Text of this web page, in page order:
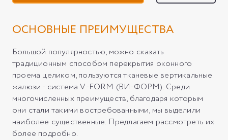
ОСНОВНЫЕ ПРЕИМУЩЕСТВА
Большой популярностью, можно сказать
традиционным способом перекрытия оконного
проема целиком, пользуются тканевые вертикальные
жалюзи - система V-FORM (ВИ-ФОРМ). Среди
многочисленных преимуществ, благодаря которым
они стали такими востребованными, мы выделили
наиболее существенные. Предлагаем рассмотреть их
более подробно.